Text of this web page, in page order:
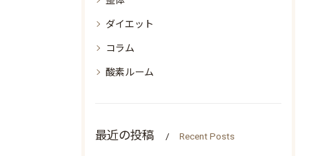
ダイエット
コラム
酸素ルーム
最近の投稿 Recent Posts